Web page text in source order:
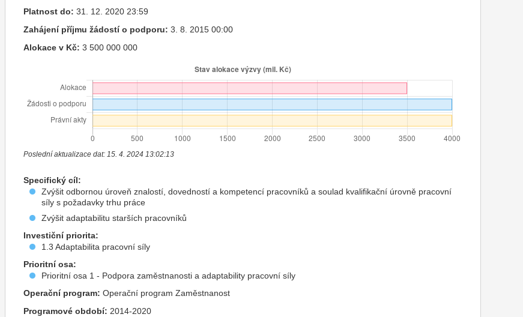
Platnost do: 31. 12. 2020 23:59
Zahájení příjmu žádostí o podporu: 3. 8. 2015 00:00
Alokace v Kč: 3 500 000 000
Poslední aktualizace dat: 15. 4. 2024 13:02:13
Specifický cíl:
Zvýšit odbornou úroveň znalostí, dovedností a kompetencí pracovníků a soulad kvalifikační úrovně pracovní
síly s požadavky trhu práce
Zvýšit adaptabilitu starších pracovníků
Investiční priorita:
1.3 Adaptabilita pracovní síly
Prioritní osa:
Prioritní osa 1 - Podpora zaměstnanosti a adaptability pracovní síly
Operační program: Operační program Zaměstnanost
Programové období: 2014-2020